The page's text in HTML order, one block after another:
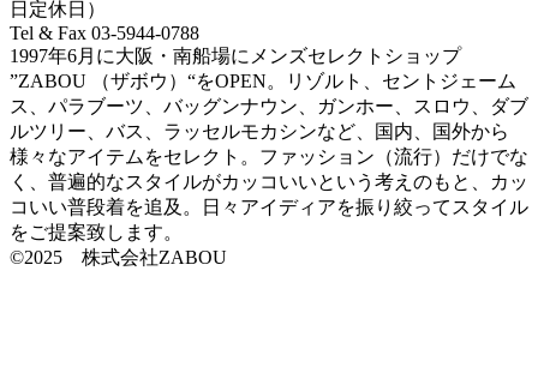
日定休日）
Tel & Fax 03-5944-0788
1997年6月に大阪・南船場にメンズセレクトショップ
”ZABOU （ザボウ）“をOPEN。リゾルト、セントジェーム
ス、パラブーツ、バッグンナウン、ガンホー、スロウ、ダブ
ルツリー、バス、ラッセルモカシンなど、国内、国外から
様々なアイテムをセレクト。ファッション（流行）だけでな
く、普遍的なスタイルがカッコいいという考えのもと、カッ
コいい普段着を追及。日々アイディアを振り絞ってスタイル
をご提案致します。
©2025 株式会社ZABOU